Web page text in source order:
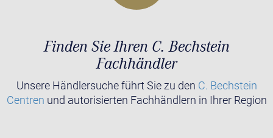
Finden Sie Ihren C. Bechstein
Fachhändler
Unsere Händlersuche führt Sie zu den C. Bechstein
Centren und autorisierten Fachhändlern in Ihrer Region